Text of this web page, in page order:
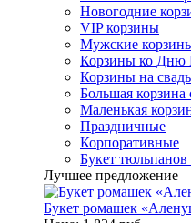
Новогодние
VIP корзины
Мужские
Корзины ко Дню
Корзины на
Большая корзина
Маленькая
Праздничные
Корпоративные
Букет тюльпанов
Лучшее предложение
Букет ромашек